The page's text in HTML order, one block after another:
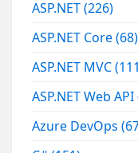
ASP.NET(226)
ASP.NET Core(68)
ASP.NET MVC
ASP.NET Web API
Azure DevOps